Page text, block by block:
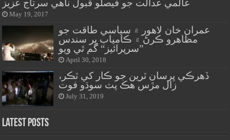
عالمي عدالت جو فيصلو قبول ناهي سرتاج عزيز
May 19, 2017
عمران خان لاهور ۾ سياسي طاقت جو
مظاهرو ڪرڻ ۾ ڪامياب پر سندس
”سرپرائيز“ گم ٿي ويو
April 30, 2018
ڏهرڪي ڀرسان ٽرين جو ڪار کي ٽڪر،
زال مڙس هڪ پٽ سوڌو فوت
July 31, 2019
Latest Posts